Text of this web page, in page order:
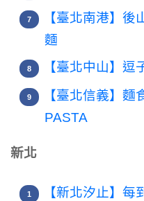
【臺北南港】
麵
【臺北中山】逗
【臺北信義】
PASTA
新北
【新北汐止】